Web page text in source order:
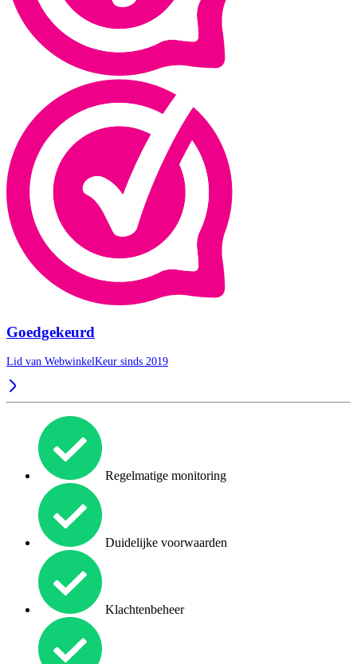
Goedgekeurd
Lid van WebwinkelKeur sinds 2019
Regelmatige monitoring
Duidelijke voorwaarden
Klachtenbeheer